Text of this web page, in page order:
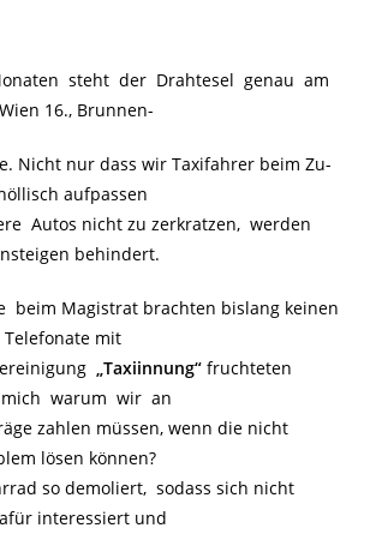
steht der Drahtesel genau am
16., Brunnen-
Nicht nur dass wir Taxifahrer beim Zu-
aufpassen
Autos nicht zu zerkratzen, werden
behindert.
beim Magistrat brachten bislang keinen
mit
„Taxiinnung“ fruchteten
warum wir an
zahlen müssen, wenn die nicht
lösen können?
so demoliert, sodass sich nicht
interessiert und